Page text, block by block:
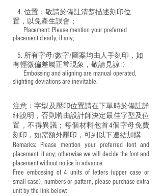
4. 位置：敬請於備註清楚描述刻印位
置，以免產生誤會；
​ Placement: Please mention your preferred
placement clearly, if any;
5. 所有字母/數字/圖案均由人手刻印，如
有輕微偏差屬正常現象，敬請見諒 :)
​ Embossing and aligning are manual operated,
slighting deviations are inevitable.
注意：字型及壓印位置請在下單時於備註詳
細說明，否則將由設計師決定最佳字型及位
置，不得異議；每個材料包首4個字母免費
刻印，如需額外壓印，可到以下連結加購:
Remarks: Please mention your preferred font and
placement, if any; otherwise we will decide the font and
placement without notice in advance.
Free embossing of 4 units of letters (upper case or
small case), numbers or pattern, please purchase extra
unit by the link below: